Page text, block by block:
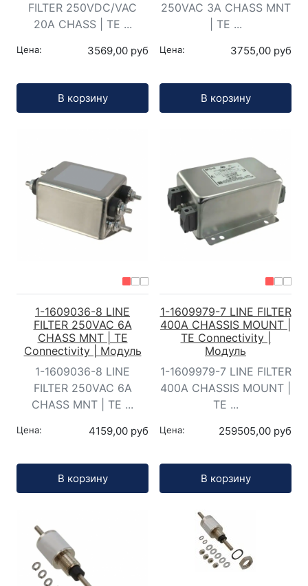
FILTER 250VDC/VAC
20A CHASS | TE ...
Цена: 3569,00 руб
В корзину
250VAC 3A CHASS MNT
| TE ...
Цена: 3755,00 руб
В корзину
1-1609036-8 LINE
FILTER 250VAC 6A
CHASS MNT | TE
Connectivity | Модуль
1-1609036-8 LINE
FILTER 250VAC 6A
CHASS MNT | TE ...
Цена: 4159,00 руб
В корзину
1-1609979-7 LINE FILTER
400A CHASSIS MOUNT |
TE Connectivity |
Модуль
1-1609979-7 LINE FILTER
400A CHASSIS MOUNT |
TE ...
Цена: 259505,00 руб
В корзину